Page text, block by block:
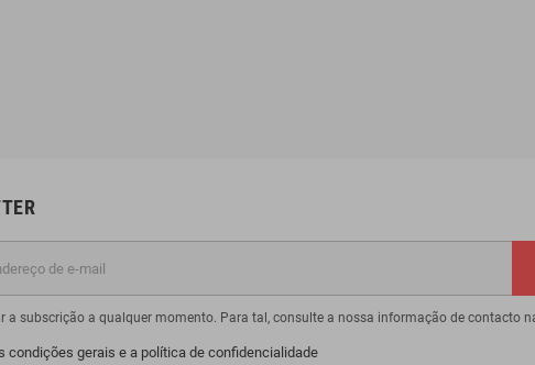
a subscrição a qualquer momento. Para tal, consulte a nossa informação de contacto
condições gerais e a política de confidencialidade